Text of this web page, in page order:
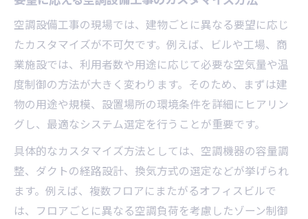
空調設備工事の現場では、建物ごとに異なる要望に応じ
たカスタマイズが不可欠です。例えば、ビルや工場、商
業施設では、利用者数や用途に応じて必要な空気量や温
度制御の方法が大きく変わります。そのため、まずは建
物の用途や規模、設置場所の環境条件を詳細にヒアリン
グし、最適なシステム選定を行うことが重要です。
具体的なカスタマイズ方法としては、空調機器の容量調
整、ダクトの経路設計、換気方式の選定などが挙げられ
ます。例えば、複数フロアにまたがるオフィスビルで
は、フロアごとに異なる空調負荷を考慮したゾーン制御